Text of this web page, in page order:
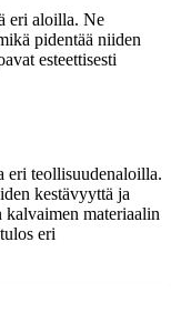
eri aloilla. Ne
pidentää niiden
esteettisesti
teollisuudenaloilla.
kestävyyttä ja
kalvaimen materiaalin
eri